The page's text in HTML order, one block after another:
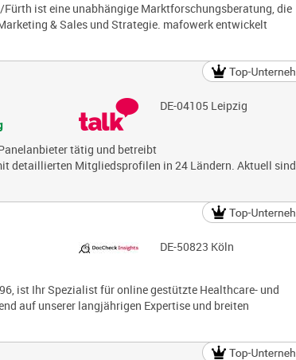
Fürth ist eine unabhängige Marktforschungsberatung, die
& Sales und Strategie. mafowerk entwickelt
DE-04105 Leipzig
tätig und betreibt
detaillierten Mitgliedsprofilen in 24 Ländern. Aktuell sind
DE-50823 Köln
ist Ihr Spezialist für online gestützte Healthcare- und
auf unserer langjährigen Expertise und breiten